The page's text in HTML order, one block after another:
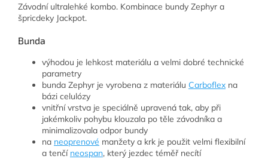
Závodní ultralehké kombo. Kombinace bundy Zephyr a
špricdeky Jackpot.
Bunda
výhodou je lehkost materiálu a velmi dobré technické
parametry
bunda Zephyr je vyrobena z materiálu Carboflex na
bázi celulózy
vnitřní vrstva je speciálně upravená tak, aby při
jakémkoliv pohybu klouzala po těle závodníka a
minimalizovala odpor bundy
na neoprenové manžety a krk je použit velmi flexibilní
a tenčí neospan, který jezdec téměř necítí